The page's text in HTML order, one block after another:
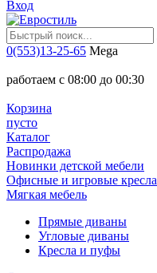
Вход
0(553)13-25-65 Mega
работаем с 08:00 до 00:30
Корзина
пусто
Каталог
Распродажа
Новинки детской мебели
Офисные и игровые кресла
Мягкая мебель
Прямые диваны
Угловые диваны
Кресла и пуфы